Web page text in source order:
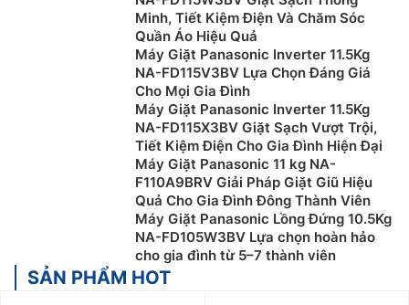
Minh, Tiết Kiệm Điện Và Chăm Sóc
Quần Áo Hiệu Quả
Máy Giặt Panasonic Inverter 11.5Kg
NA-FD115V3BV Lựa Chọn Đáng Giá
Cho Mọi Gia Đình
Máy Giặt Panasonic Inverter 11.5Kg
NA-FD115X3BV Giặt Sạch Vượt Trội,
Tiết Kiệm Điện Cho Gia Đình Hiện Đại
Máy Giặt Panasonic 11 kg NA-
F110A9BRV Giải Pháp Giặt Giũ Hiệu
Quả Cho Gia Đình Đông Thành Viên
Máy Giặt Panasonic Lồng Đứng 10.5Kg
NA-FD105W3BV Lựa chọn hoàn hảo
cho gia đình từ 5–7 thành viên
SẢN PHẨM HOT